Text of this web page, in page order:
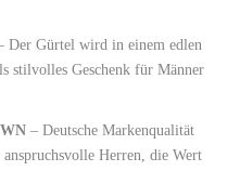
Der Gürtel wird in einem edlen
stilvolles Geschenk für Männer
– Deutsche Markenqualität
Herren, die Wert